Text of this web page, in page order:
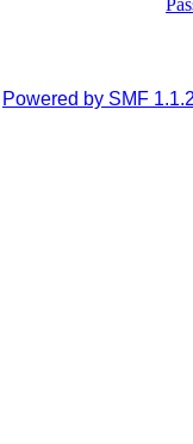
Powered by SMF